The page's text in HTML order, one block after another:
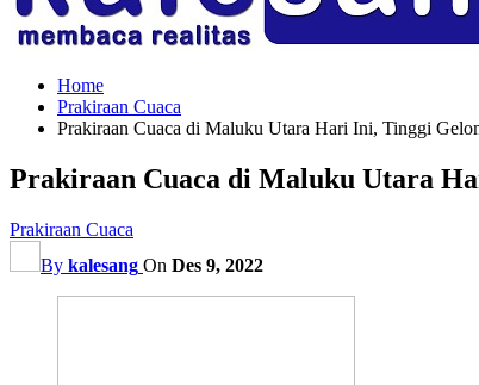
Home
Prakiraan Cuaca
Prakiraan Cuaca di Maluku Utara Hari Ini, Tinggi
Prakiraan Cuaca di Maluku Utara
Prakiraan Cuaca
By kalesang On Des 9, 2022